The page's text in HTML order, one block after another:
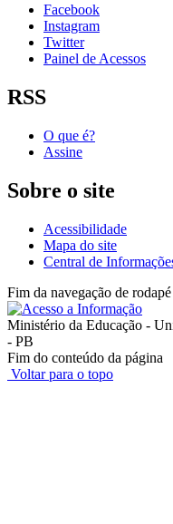
Facebook
Instagram
Twitter
Painel de Acessos
RSS
O que é?
Assine
Sobre o site
Acessibilidade
Mapa do site
Central de
Fim da navegação de rodapé
Ministério da Educação -
- PB
Fim do conteúdo da página
Voltar para o topo